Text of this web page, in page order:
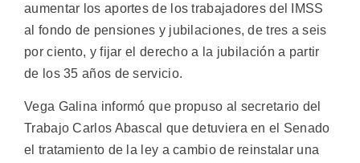
aumentar los aportes de los trabajadores del IMSS
al fondo de pensiones y jubilaciones, de tres a seis
por ciento, y fijar el derecho a la jubilación a partir
de los 35 años de servicio.
Vega Galina informó que propuso al secretario del
Trabajo Carlos Abascal que detuviera en el Senado
el tratamiento de la ley a cambio de reinstalar una